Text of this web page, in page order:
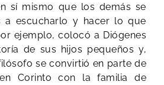
sí mismo que los demás se
a escucharlo y hacer lo que
ejemplo, colocó a Diógenes
de sus hijos pequeños y,
se convirtió en parte de
Corinto con la familia de